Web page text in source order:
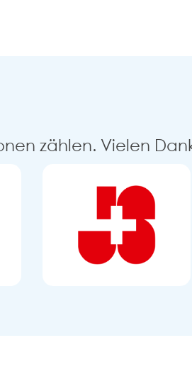
zählen. Vielen